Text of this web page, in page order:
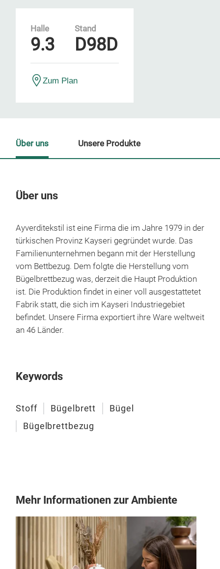
Halle
9.3
Stand
D98D
Zum Plan
Über uns
Ayverditekstil ist eine Firma die im Jahre 1979 in der
türkischen Provinz Kayseri gegründet wurde. Das
Familienunternehmen begann mit der Herstellung
vom Bettbezug. Dem folgte die Herstellung vom
Bügelbrettbezug was, derzeit die Haupt Produktion
ist. Die Produktion findet in einer voll ausgestattetet
Fabrik statt, die sich im Kayseri Industriegebiet
befindet. Unsere Firma exportiert ihre Ware weltweit
an 46 Länder.
Keywords
Stoff Bügelbrett
Bügel
Bügelbrettbezug
Über uns Unsere Produkte
Mehr Informationen zur Ambiente